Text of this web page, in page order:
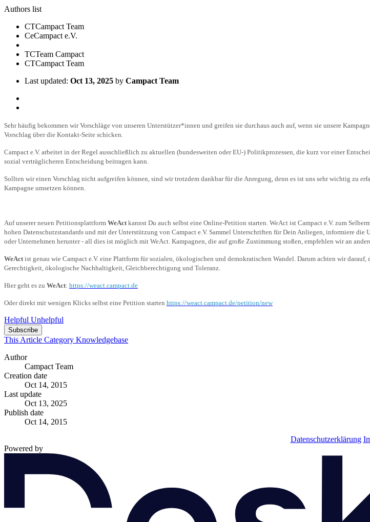
Authors list
CTCampact Team
CeCampact e.V.
TCTeam Campact
CTCampact Team
Last updated: Oct 13, 2025 by Campact Team
Sehr häufig bekommen wir Vorschläge von unseren Unterstützer*innen und greifen sie durchaus auch auf, wenn sie unsere
Vorschlag über die Kontakt-Seite schicken.
Campact e.V. arbeitet in der Regel ausschließlich zu aktuellen (bundesweiten oder EU-) Politikprozessen, die kurz vor einer
sozial verträglicheren Entscheidung beitragen kann.
Sollten wir einen Vorschlag nicht aufgreifen können, sind wir trotzdem dankbar für die Anregung, denn es ist uns sehr wichtig zu
Kampagne umsetzen können.
Auf unserer neuen Petitionsplattform WeAct kannst Du auch selbst eine Online-Petition starten. WeAct ist Campact e.V. zum
hohen Datenschutzstandards und mit der Unterstützung von Campact e.V. Sammel Unterschriften für Dein Anliegen, informiere
oder Unternehmen herunter - all dies ist möglich mit WeAct. Kampagnen, die auf große Zustimmung stoßen, empfehlen wir an
WeAct ist genau wie Campact e.V. eine Plattform für sozialen, ökologischen und demokratischen Wandel. Darum achten wir
Gerechtigkeit, ökologische Nachhaltigkeit, Gleichberechtigung und Toleranz.
Hier geht es zu WeAct: https://weact.campact.de
Oder direkt mit wenigen Klicks selbst eine Petition starten https://weact.campact.de/petition/new
Helpful Unhelpful
Subscribe
This Article Category Knowledgebase
Author
Campact Team
Creation date
Oct 14, 2015
Last update
Oct 13, 2025
Publish date
Oct 14, 2015
Datenschutzerklärung
Powered by